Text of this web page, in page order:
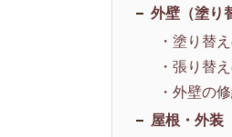
外壁（塗り
・塗り替
・張り替
・外壁の
屋根・外装